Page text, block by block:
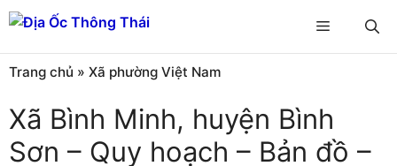
Chuyển
đến
nội
dung
Menu
Trang chủ » Xã phường Việt Nam
Xã Bình Minh, huyện Bình
Sơn – Quy hoạch – Bản đồ –